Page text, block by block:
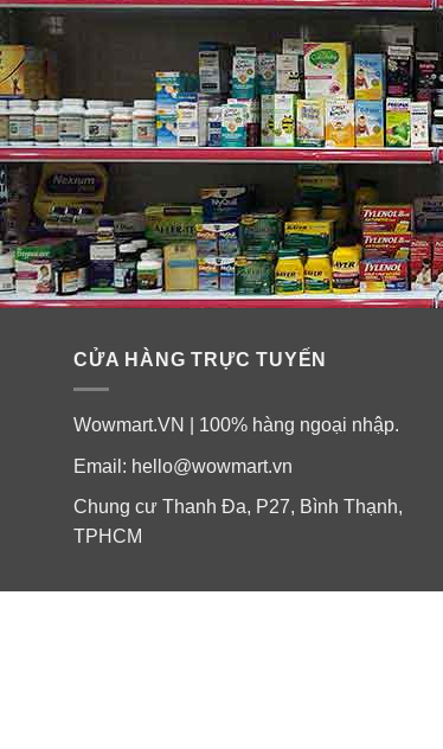
CỬA HÀNG TRỰC TUYẾN
Wowmart.VN | 100% hàng ngoại nhập.
Email: hello@wowmart.vn
Chung cư Thanh Đa, P27, Bình Thạnh,
TPHCM